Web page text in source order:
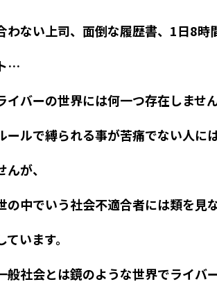
わない上司、面倒な履歴書、1日8時
…
イバーの世界には何一つ存在しません
ールで縛られる事が苦痛でない人に
んが、
の中でいう社会不適合者には類を見
ています。
般社会とは鏡のような世界でライバ